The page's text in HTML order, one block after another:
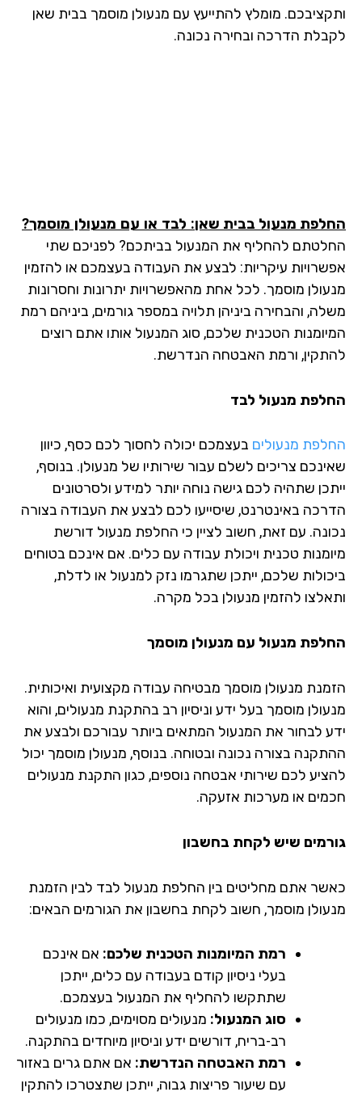
מומלץ להתייעץ עם מנעולן מוסמך בבית שאן
הדרכה ובחירה נכונה.
מנעול בבית שאן : לבד או עם מנעולן מוסמך?
להחליף את המנעול בביתכם? לפניכם שתי
עיקריות: לבצע את העבודה בעצמכם או להזמין
מוסמך. לכל אחת מהאפשרויות יתרונות וחסרונות
והבחירה ביניהן תלויה במספר גורמים, ביניהם רמת
הטכנית שלכם, סוג המנעול אותו אתם רוצים
ורמת האבטחה הנדרשת.
מנעול לבד
מנעוליםבעצמכם יכולה לחסוך לכם כסף, כיוון
צריכים לשלם עבור שירותיו של מנעולן. בנוסף,
שתהיה לכם גישה נוחה יותר למידע ולסרטונים
באינטרנט, שיסייעו לכם לבצע את העבודה בצורה
עם זאת, חשוב לציין כי החלפת מנעול דורשת
טכנית ויכולת עבודה עם כלים. אם אינכם בטוחים
שלכם, ייתכן שתגרמו נזק למנעול או לדלת,
להזמין מנעולן בכל מקרה.
מנעול עם מנעולן מוסמך
מנעולן מוסמך מבטיחה עבודה מקצועית ואיכותית.
מוסמך בעל ידע וניסיון רב בהתקנת מנעולים, והוא
לבחור את המנעול המתאים ביותר עבורכם ולבצע את
בצורה נכונה ובטוחה. בנוסף, מנעולן מוסמך יכול
לכם שירותי אבטחה נוספים, כגון התקנת מנעולים
או מערכות אזעקה.
שיש לקחת בחשבון
אתם מחליטים בין החלפת מנעול לבד לבין הזמנת
מוסמך, חשוב לקחת בחשבון את הגורמים הבאים:
רמת המיומנות הטכנית שלכם:אם אינכם
בעלי ניסיון קודם בעבודה עם כלים, ייתכן
שתתקשו להחליף את המנעול בעצמכם.
סוג המנעול:מנעולים מסוימים, כמו מנעולים
רב-בריח, דורשים ידע וניסיון מיוחדים בהתקנה.
רמת האבטחה הנדרשת:אם אתם גרים באזור
עם שיעור פריצות גבוה, ייתכן שתצטרכו להתקין